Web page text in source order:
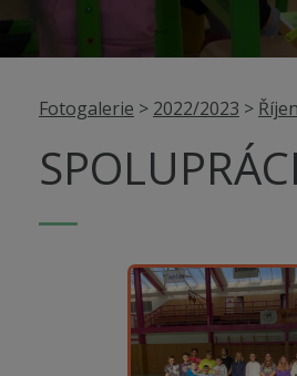
Fotogalerie > 2022/2023 >